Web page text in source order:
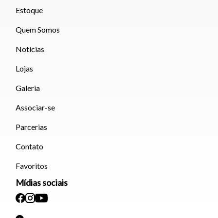
Estoque
Quem Somos
Notícias
Lojas
Galeria
Associar-se
Parcerias
Contato
Favoritos
Mídias sociais